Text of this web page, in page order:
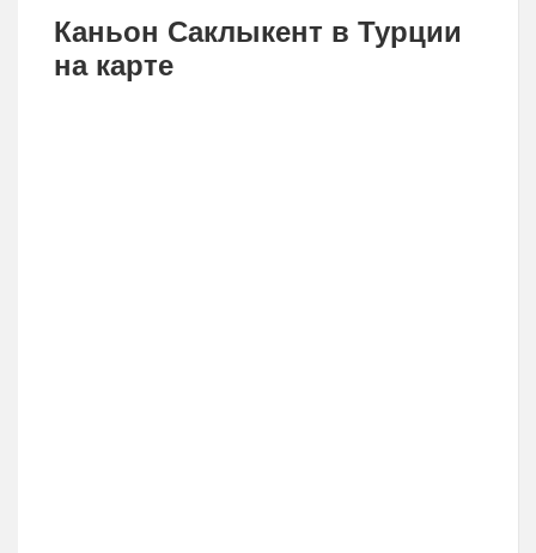
Каньон Саклыкент в Турции
на карте